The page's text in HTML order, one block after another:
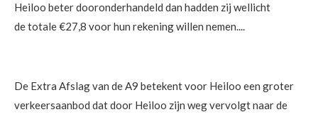
Heiloo beter dooronderhandeld dan hadden zij wellicht
de totale €27,8 voor hun rekening willen nemen....
De Extra Afslag van de A9 betekent voor Heiloo een groter
verkeersaanbod dat door Heiloo zijn weg vervolgt naar de